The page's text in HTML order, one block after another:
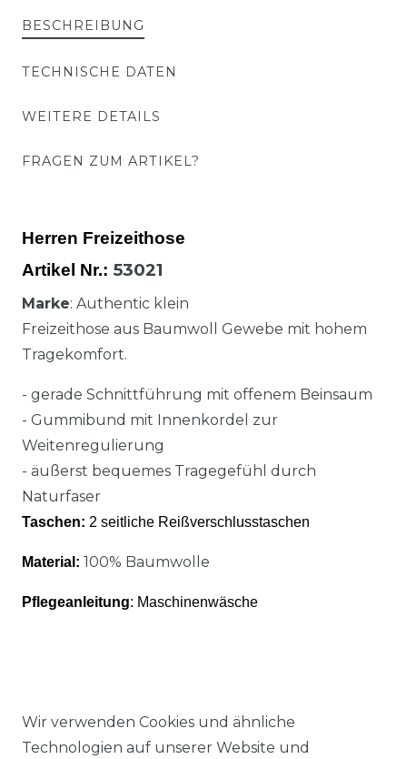
BESCHREIBUNG
TECHNISCHE DATEN
WEITERE DETAILS
FRAGEN ZUM ARTIKEL?
Herren Freizeithose
Artikel Nr.: 53021
Marke: Authentic klein
Freizeithose aus Baumwoll Gewebe mit hohem
Tragekomfort.
- gerade Schnittführung mit offenem Beinsaum
- Gummibund mit Innenkordel zur
Weitenregulierung
- äußerst bequemes Tragegefühl durch
Naturfaser
Taschen: 2 seitliche Reißverschlusstaschen
Material: 100% Baumwolle
Pflegeanleitung: Maschinenwäsche
Ähnlicher Artikel
Wir verwenden Cookies und ähnliche
Technologien auf unserer Website und